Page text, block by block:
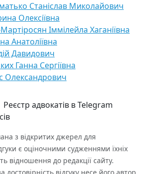
Станіслав Миколайович
Олексіївна
Іммілейла Хаганіївна
Анатоліївна
Давидович
Ганна Сергіївна
Олександрович
Реєстр адвокатів в Telegram
з відкритих джерел для
є оціночними судженнями їхніх
відношення до редакції сайту.